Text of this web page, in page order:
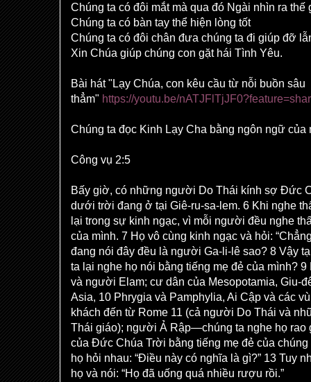
Chúng ta có đôi mắt mà qua đó Ngài nhìn ra thế
Chúng ta có bàn tay thể hiện lòng tốt
Chúng ta có đôi chân đưa chúng ta đi giúp đỡ
Xin Chúa giúp chúng con gặt hái Tình Yêu.
Bài hát "Lạy Chúa, con kêu cầu từ nỗi buồn sâu
thẳm" https://youtu.be/
Chúng ta đọc Kinh Lạy Cha bằng ngôn ngữ của
Công vụ 2:5
Bấy giờ, có những người Do Thái kính sợ Đức
dưới trời đang ở tại Giê-ru-sa-lem. 6 Khi nghe
lại trong sự kinh ngạc, vì mỗi người đều nghe
của mình. 7 Họ vô cùng kinh ngạc và hỏi:
đang nói đây đều là người Ga-li-lê sao? 8 Vậy
ta lại nghe họ nói bằng tiếng mẹ đẻ của mình?
và người Elam; cư dân của Mesopotamia, Giu-
Asia, 10 Phrygia và Pamphylia, Ai Cập và các
khách đến từ Rome 11 (cả người Do Thái và
Thái giáo); người Ả Rập—chúng ta nghe họ rao
của Đức Chúa Trời bằng tiếng mẹ đẻ của chúng
họ hỏi nhau: “Điều này có nghĩa là gì?” 13 Tuy
họ và nói: “Họ đã uống quá nhiều rượu rồi.”